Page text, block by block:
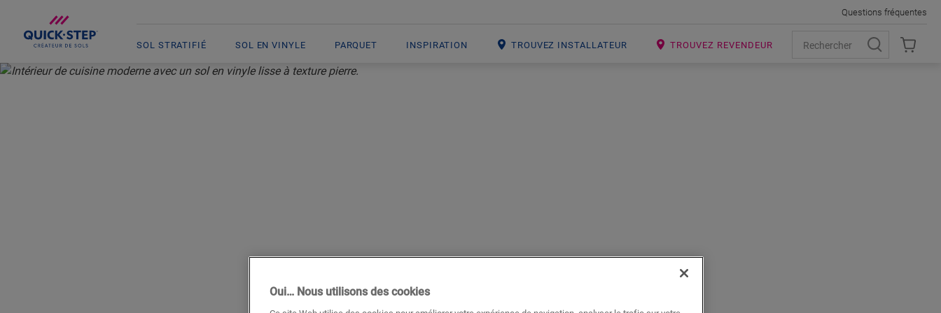
SOL STRATIFIÉ SOL EN VINYLE PARQUET INSPIRATION TROUVEZ INSTALLATEUR TROUVEZ REVENDEUR
Questions fréquentes
Oui… Nous utilisons des cookies